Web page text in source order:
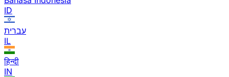
ID
עברית
IL
हिन्दी
IN